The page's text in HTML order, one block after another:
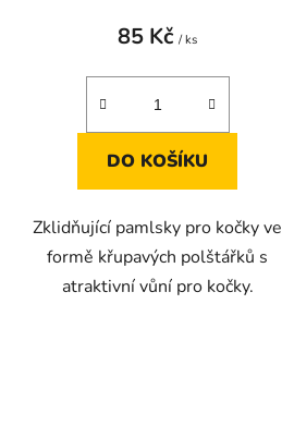
85 Kč/ ks
DO KOŠÍKU
Zklidňující pamlsky pro kočky ve
formě křupavých polštářků s
atraktivní vůní pro kočky.